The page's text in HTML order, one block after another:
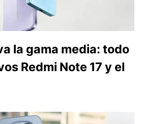
la gama media: todo
Redmi Note 17 y el